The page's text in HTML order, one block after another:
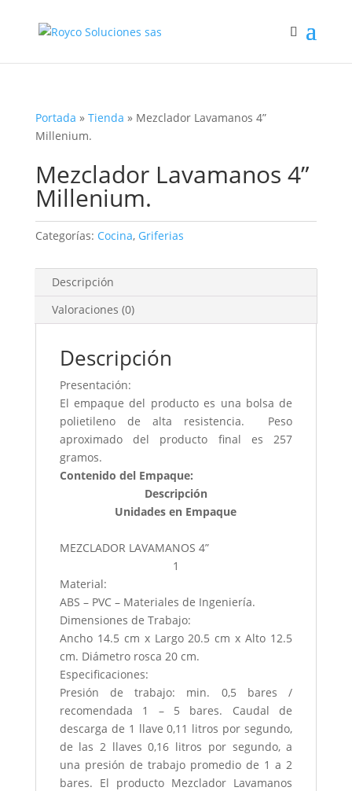
Portada » Tienda » Mezclador Lavamanos 4”
Millenium.
Mezclador Lavamanos 4”
Millenium.
Categorías: Cocina, Griferias
Descripción
Valoraciones (0)
Descripción
Presentación:
El empaque del producto es una bolsa de
polietileno de alta resistencia. Peso
aproximado del producto final es 257
gramos.
Contenido del Empaque:
Descripción
Unidades en Empaque
MEZCLADOR LAVAMANOS 4”
1
Material:
ABS – PVC – Materiales de Ingeniería.
Dimensiones de Trabajo:
Ancho 14.5 cm x Largo 20.5 cm x Alto 12.5
cm. Diámetro rosca 20 cm.
Especificaciones:
Presión de trabajo: min. 0,5 bares /
recomendada 1 – 5 bares. Caudal de
descarga de 1 llave 0,11 litros por segundo,
de las 2 llaves 0,16 litros por segundo, a
una presión de trabajo promedio de 1 a 2
bares. El producto Mezclador Lavamanos